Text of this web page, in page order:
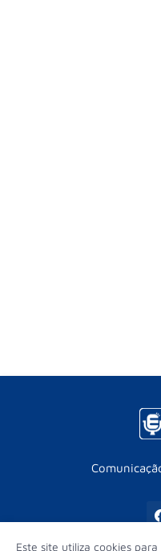
Este site utiliza cookies